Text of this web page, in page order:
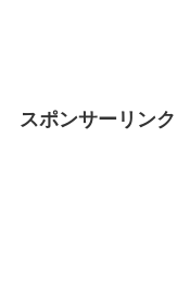
スポンサーリンク